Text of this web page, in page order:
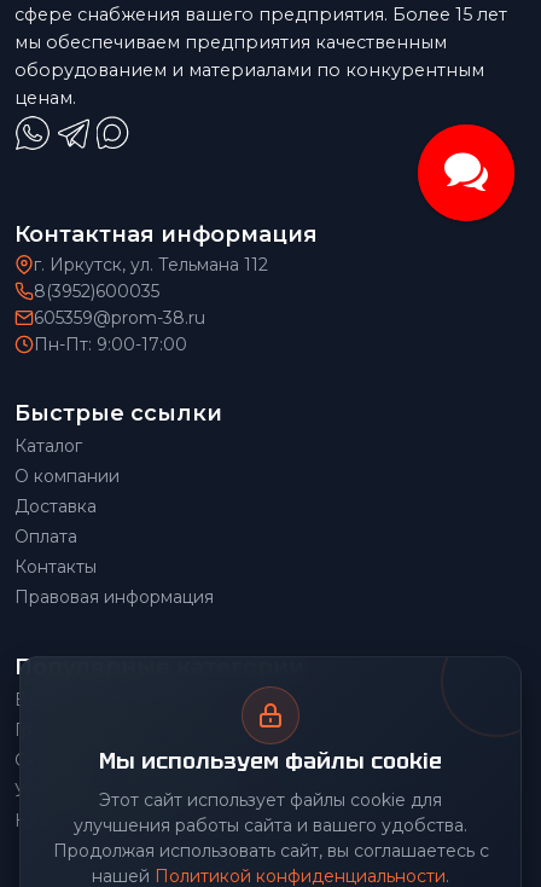
Мы используем файлы cookie
Этот сайт использует файлы cookie для
улучшения работы сайта и вашего удобства.
Продолжая использовать сайт, вы соглашаетесь с
нашей Политикой конфиденциальности.
сфере снабжения вашего предприятия. Более 15 лет
мы обеспечиваем предприятия качественным
оборудованием и материалами по конкурентным
ценам.
Контактная информация
г. Иркутск, ул. Тельмана 112
8(3952)600035
605359@prom-38.ru
Пн-Пт: 9:00-17:00
Быстрые ссылки
Каталог
О компании
Доставка
Оплата
Контакты
Правовая информация
Популярные категории
Весовое оборудование
Грузоподъемное оборудование
Складское оборудование
Упаковочное оборудование
Наше производство